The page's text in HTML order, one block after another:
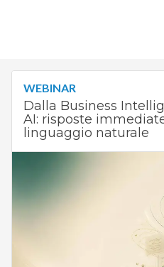
WEBINAR
Dalla Business
AI: risposte
linguaggio naturale